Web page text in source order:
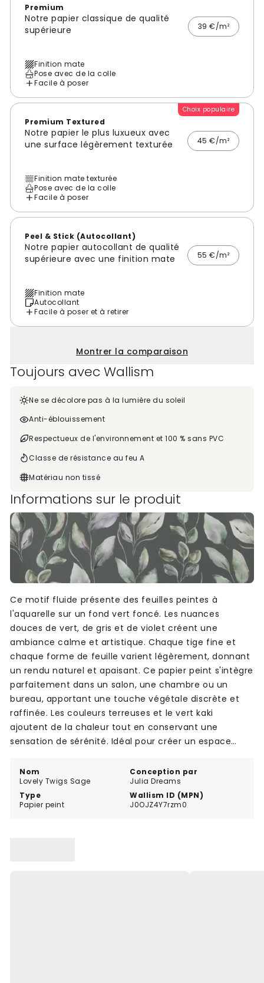
Premium
Notre papier classique de qualité
supérieure
39 €/m²
Finition mate
Pose avec de la colle
Facile à poser
Choix populaire
Premium Textured
Notre papier le plus luxueux avec
une surface légèrement texturée
45 €/m²
Finition mate texturée
Pose avec de la colle
Facile à poser
Peel & Stick (Autocollant)
Notre papier autocollant de qualité
supérieure avec une finition mate
55 €/m²
Finition mate
Autocollant
Facile à poser et à retirer
Montrer la comparaison
Toujours avec Wallism
Ne se décolore pas à la lumière du soleil
Anti-éblouissement
Respectueux de l'environnement et 100 % sans PVC
Classe de résistance au feu A
Matériau non tissé
Informations sur le produit
Nom
Lovely Twigs Sage
Conception par
Julia Dreams
Type
Papier peint
Wallism ID (MPN)
J0OJZ4Y7rzm0
Ce motif fluide présente des feuilles peintes à
l'aquarelle sur un fond vert foncé. Les nuances
douces de vert, de gris et de violet créent une
ambiance calme et artistique. Chaque tige fine et
chaque forme de feuille varient légèrement, donnant
un rendu naturel et apaisant. Ce papier peint s'intègre
parfaitement dans un salon, une chambre ou un
bureau, apportant une touche végétale discrète et
raffinée. Les couleurs terreuses et le vert kaki
ajoutent de la chaleur tout en conservant une
sensation de sérénité. Idéal pour créer un espace